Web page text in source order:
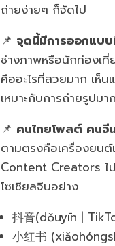
ถ่ายง่ายๆ ก็จัดไป
📌 จุดนี้มีการออกแบ
ช่างภาพหรือนักท่องเ
คืออะไรที่สวยมาก เห็
เหมาะกับการถ่ายรูปมา
📌 คนไทยโพสต์ คนจี
ตามตรงคือเครื่องยน
Content Creators ไ
โซเชียลจีนอย่าง
抖音(dǒuyīn |
小红书